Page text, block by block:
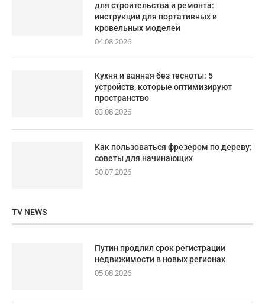
для строительства и ремонта:
инструкции для портативных и
кровельных моделей
04.08.2026
Кухня и ванная без тесноты: 5
устройств, которые оптимизируют
пространство
03.08.2026
Как пользоваться фрезером по дереву:
советы для начинающих
30.07.2026
TV NEWS
Путин продлил срок регистрации
недвижимости в новых регионах
05.08.2026